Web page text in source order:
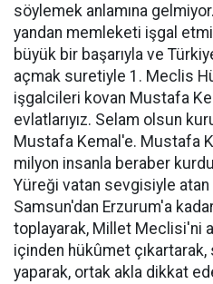
söylemek anlamına
yandan memleketi işgal
büyük bir başarıyla ve
açmak suretiyle 1. Meclis
işgalcileri kovan Mustafa
evlatlarıyız. Selam olsun
Mustafa Kemal'e. Mustafa
milyon insanla beraber
Yüreği vatan sevgisiyle
Samsun'dan Erzurum'a
toplayarak, Millet Meclisi'ni
içinden hükûmet
yaparak, ortak akla dikkat